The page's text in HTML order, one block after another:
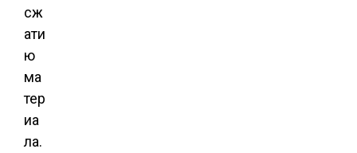
сж
ати
ю
ма
тер
иа
ла.